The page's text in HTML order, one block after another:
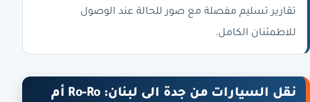
تقارير تسليم مفصلة مع صور للحالة عند الوصول
للاطمئنان الكامل.
نقل السيارات من جدة الى لبنان: Ro-Ro أم